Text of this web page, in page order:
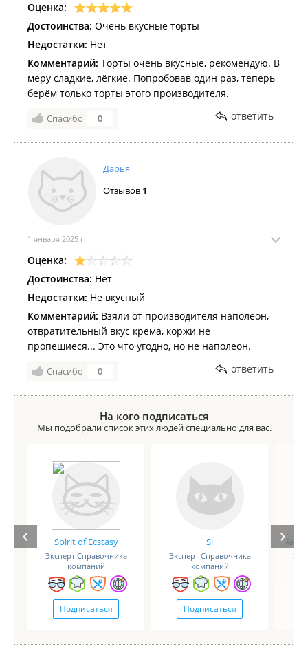
Оценка:
Достоинства: Очень вкусные торты
Недостатки: Нет
Комментарий: Торты очень вкусные, рекомендую. В
меру сладкие, лёгкие. Попробовав один раз, теперь
берём только торты этого производителя.
Спасибо 0 ответить
Дарья
Отзывов 1
1 января 2025 г.
Оценка:
Достоинства: Нет
Недостатки: Не вкусный
Комментарий: Взяли от производителя наполеон,
отвратительный вкус крема, коржи не
пропешиеся... Это что угодно, но не наполеон.
Спасибо 0 ответить
На кого подписаться
Мы подобрали список этих людей специально для вас.
Spirit of Ecstasy
Эксперт Справочника
компаний
Подписаться
Si
Эксперт Справочника
компаний
Подписаться